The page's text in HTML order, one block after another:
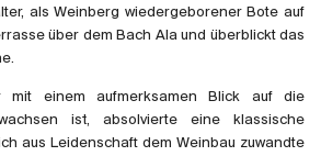
als Weinberg wiedergeborener Bote auf
über dem Bach Ala und überblickt das
mit einem aufmerksamen Blick auf die
ist, absolvierte eine klassische
aus Leidenschaft dem Weinbau zuwandte